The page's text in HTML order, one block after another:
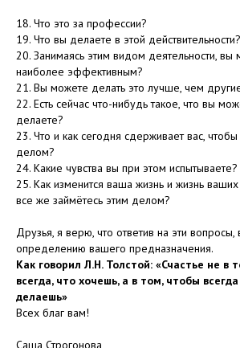
18. Что это за профессии?
19. Что вы делаете в этой действительности?
20. Занимаясь этим видом деятельности, вы
наиболее эффективным?
21. Вы можете делать это лучше, чем
22. Есть сейчас что-нибудь такое, что вы
делаете?
23. Что и как сегодня сдерживает вас, чтобы
делом?
24. Какие чувства вы при этом испытываете?
25. Как изменится ваша жизнь и жизнь
все же займётесь этим делом?
Друзья, я верю, что ответив на эти вопросы,
определению вашего предназначения.
Как говорил Л.Н. Толстой: «Счастье не в
всегда, что хочешь, а в том, чтобы
делаешь»
Всех благ вам!